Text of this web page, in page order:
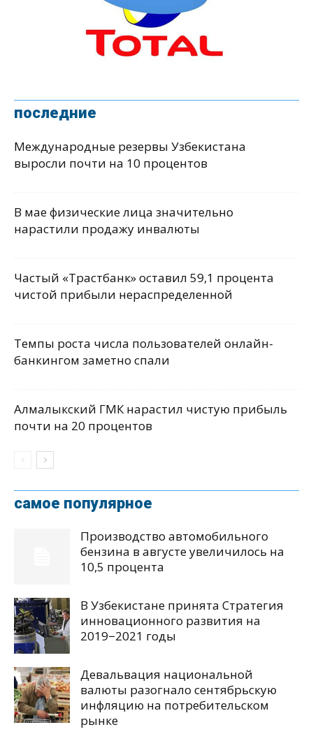
последние
Международные резервы Узбекистана
выросли почти на 10 процентов
В мае физические лица значительно
нарастили продажу инвалюты
Частый «Трастбанк» оставил 59,1 процента
чистой прибыли нераспределенной
Темпы роста числа пользователей онлайн-
банкингом заметно спали
Алмалыкский ГМК нарастил чистую прибыль
почти на 20 процентов
самое популярное
Производство автомобильного
бензина в августе увеличилось на
10,5 процента
В Узбекистане принята Стратегия
инновационного развития на
2019−2021 годы
Девальвация национальной
валюты разогнало сентябрьскую
инфляцию на потребительском
рынке